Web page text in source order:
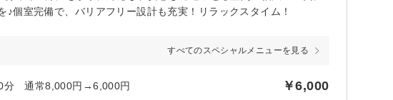
個室完備で、バリアフリー設計も充実！リラックスタイム！
すべてのスペシャルメニューを見る
分 通常8,000円→6,000円 ￥6,000